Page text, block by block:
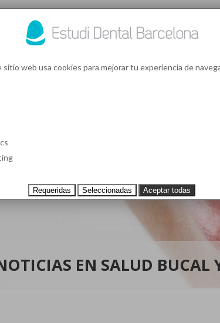
EN SALUD BUCAL
sitio web usa cookies para mejorar tu experiencia de
Requeridas Seleccionadas Aceptar todas